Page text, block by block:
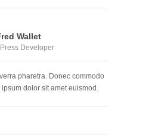
Wallet
Developer
pharetra. Donec commodo
dolor sit amet euismod.